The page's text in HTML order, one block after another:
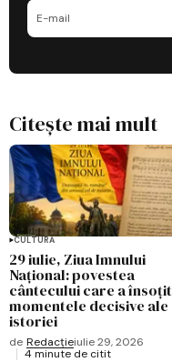
Citește mai mult
CULTURĂ
29 iulie, Ziua Imnului
Național: povestea
cântecului care a însoțit
momentele decisive ale
istoriei
de Redacțieiulie 29, 2026
4 minute de citit